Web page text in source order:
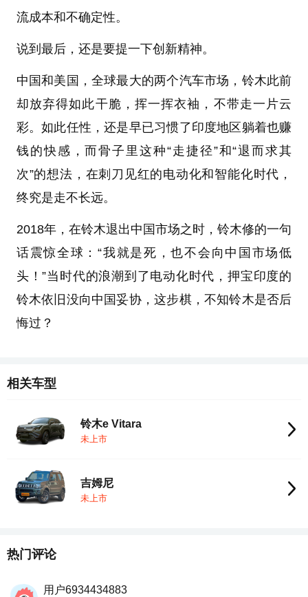
流成本和不确定性。
说到最后，还是要提一下创新精神。
中国和美国，全球最大的两个汽车市场，铃木此前
却放弃得如此干脆，挥一挥衣袖，不带走一片云
彩。如此任性，还是早已习惯了印度地区躺着也赚
钱的快感，而骨子里这种“走捷径”和“退而求其
次”的想法，在刺刀见红的电动化和智能化时代，
终究是走不长远。
2018年，在铃木退出中国市场之时，铃木修的一句
话震惊全球：“我就是死，也不会向中国市场低
头！”当时代的浪潮到了电动化时代，押宝印度的
铃木依旧没向中国妥协，这步棋，不知铃木是否后
悔过？
相关车型
铃木e Vitara
未上市
吉姆尼
未上市
热门评论
用户6934434883